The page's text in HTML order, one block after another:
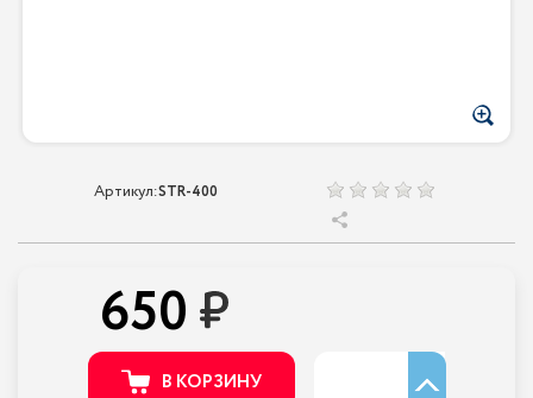
Артикул:STR-400
650
В КОРЗИНУ